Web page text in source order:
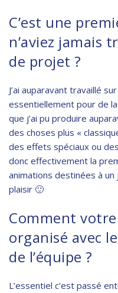
C’est une
n’aviez jamais
de projet ?
J’ai auparavant travaillé
essentiellement pour de
que j’ai pu produire
des choses plus «
des effets spéciaux ou
donc effectivement la
animations destinées à un
plaisir 🙂
Comment
organisé avec
de l’équipe ?
L’essentiel c’est passé